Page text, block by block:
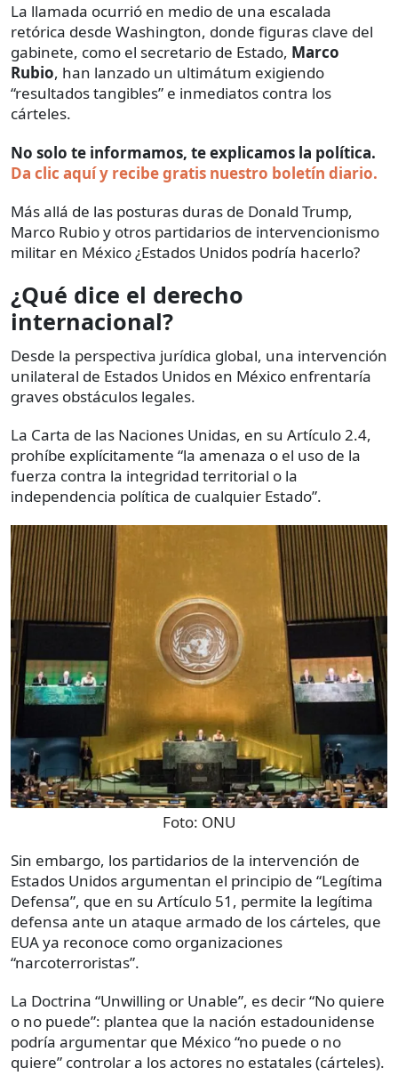
La llamada ocurrió en medio de una escalada
retórica desde Washington, donde figuras clave del
gabinete, como el secretario de Estado, Marco
Rubio, han lanzado un ultimátum exigiendo
“resultados tangibles” e inmediatos contra los
cárteles.
No solo te informamos, te explicamos la política.
Da clic aquí y recibe gratis nuestro boletín diario.
Más allá de las posturas duras de Donald Trump,
Marco Rubio y otros partidarios de intervencionismo
militar en México ¿Estados Unidos podría hacerlo?
¿Qué dice el derecho
internacional?
Desde la perspectiva jurídica global, una intervención
unilateral de Estados Unidos en México enfrentaría
graves obstáculos legales.
La Carta de las Naciones Unidas, en su Artículo 2.4,
prohíbe explícitamente “la amenaza o el uso de la
fuerza contra la integridad territorial o la
independencia política de cualquier Estado”.
Foto: ONU
Sin embargo, los partidarios de la intervención de
Estados Unidos argumentan el principio de “Legítima
Defensa”, que en su Artículo 51, permite la legítima
defensa ante un ataque armado de los cárteles, que
EUA ya reconoce como organizaciones
“narcoterroristas”.
La Doctrina “Unwilling or Unable”, es decir “No quiere
o no puede”: plantea que la nación estadounidense
podría argumentar que México “no puede o no
quiere” controlar a los actores no estatales (cárteles).